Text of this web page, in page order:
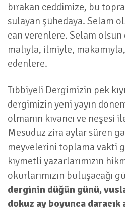
bırakan ceddimize, bu
sulayan şühedaya. Selam
can verenlere. Selam olsun
malıyla, ilmiyle,
edenlere.
Tıbbiyeli Dergimizin pek
dergimizin yeni yayın
olmanın kıvancı ve neşesi
Mesuduz zira aylar süren
meyvelerini toplama vakti
kıymetli yazarlarımızın
okurlarımızın buluşacağı
derginin düğün günü,
dokuz ay boyunca daracık